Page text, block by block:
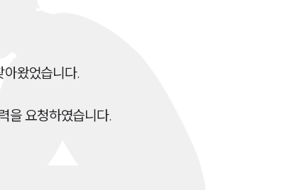
성범죄전문변호사
소식/자료
왔었습니다.
을 요청하였습니다.